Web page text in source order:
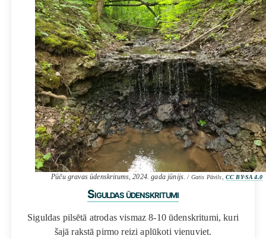
Pūču gravas ūdenskritums, 2024. gada jūnijs./ Gatis Pāvils, CC BY-SA 4.0
Siguldas ūdenskritumi
Siguldas pilsētā atrodas vismaz 8-10 ūdenskritumi, kuri
šajā rakstā pirmo reizi aplūkoti vienuviet.